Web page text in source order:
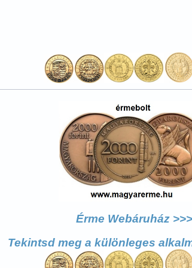
Érme Webáruház >>>
Tekintsd meg a különleges